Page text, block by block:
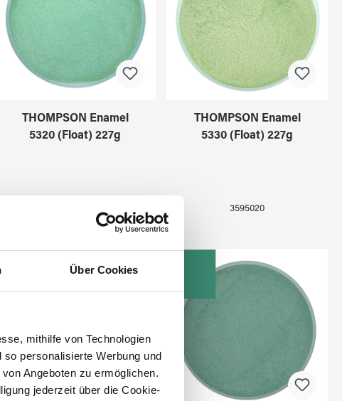
Über Cookies
mithilfe von Technologien
personalisierte Werbung und
Angeboten zu ermöglichen.
jederzeit über die Cookie-
THOMPSON Enamel
5320 (Float) 227g
THOMPSON Enamel
5330 (Float) 227g
3595020